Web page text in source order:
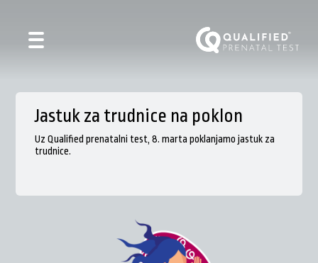
Jastuk za trudnice na poklon
Uz Qualified prenatalni test, 8. marta poklanjamo jastuk za
trudnice.